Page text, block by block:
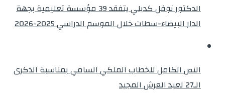
الدكتور نوفل كديلي يتفقد 39 مؤسسة تعليمية بجهة
الدار البيضاء-سطات خلال الموسم الدراسي 2025-2026
النص الكامل للخطاب الملكي السامي بمناسبة الذكرى
الـ27 لعيد العرش المجيد